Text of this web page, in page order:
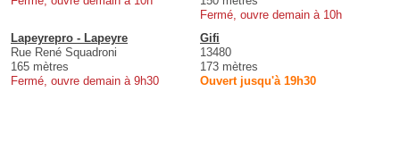
Fermé, ouvre demain à 10h
Lapeyrepro - Lapeyre
Rue René Squadroni
165 mètres
Fermé, ouvre demain à 9h30
Gifi
13480
173 mètres
Ouvert jusqu'à 19h30